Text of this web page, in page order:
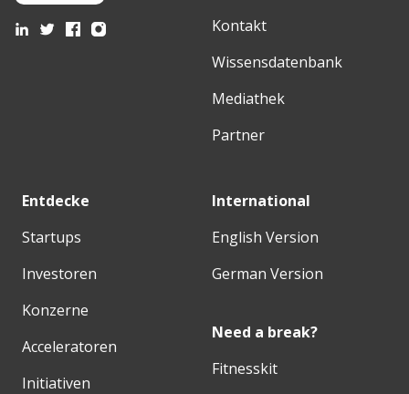
Kontakt
Wissensdatenbank
Mediathek
Partner
Entdecke
Startups
Investoren
Konzerne
Acceleratoren
Initiativen
International
English Version
German Version
Need a break?
Fitnesskit